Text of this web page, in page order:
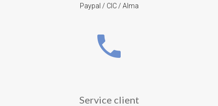
Paypal / CIC / Alma
phone
Service client